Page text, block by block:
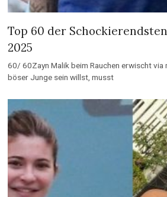
Top 60 der
2025
60/ 60Zayn Malik beim Rauchen erwischt via
böser Junge sein willst, musst